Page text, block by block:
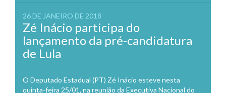
26 DE JANEIRO DE 2018
Zé Inácio participa do
lançamento da pré-candidatura
de Lula
O Deputado Estadual (PT) Zé Inácio esteve nesta
quinta-feira 25/01, na reunião da Executiva Nacional do